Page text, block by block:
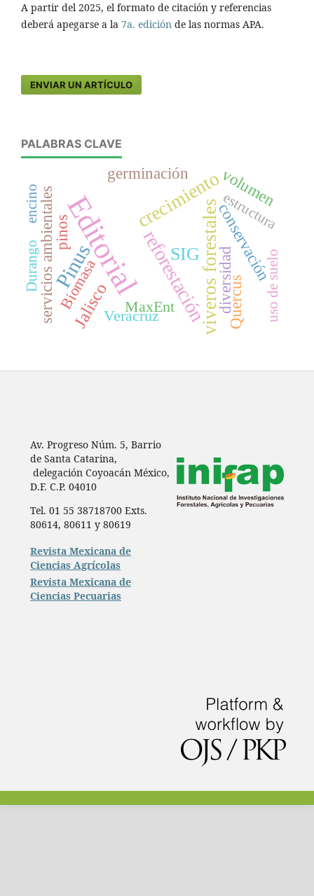
A partir del 2025, el formato de citación y referencias
deberá apegarse a la 7a. edición de las normas APA.
ENVIAR UN ARTÍCULO
PALABRAS CLAVE
Editorial
Pinus reforestaciónviveros forestales
crecimiento
SIG
Jalisco
conservación
germinación
servicios ambientales diversidad
volumen
pinos
Quercus
MaxEnt
Biomasa
Veracruz
estructura
Durango uso de suelo
encino
Av. Progreso Núm. 5, Barrio
de Santa Catarina,
delegación Coyoacán México,
D.F. C.P. 04010
Tel. 01 55 38718700 Exts.
80614, 80611 y 80619
Revista Mexicana de
Ciencias Agrícolas
Revista Mexicana de
Ciencias Pecuarias